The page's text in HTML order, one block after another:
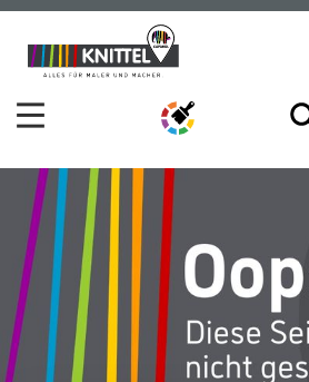
Zum
Inhalt
Zum
Navigationsmenü